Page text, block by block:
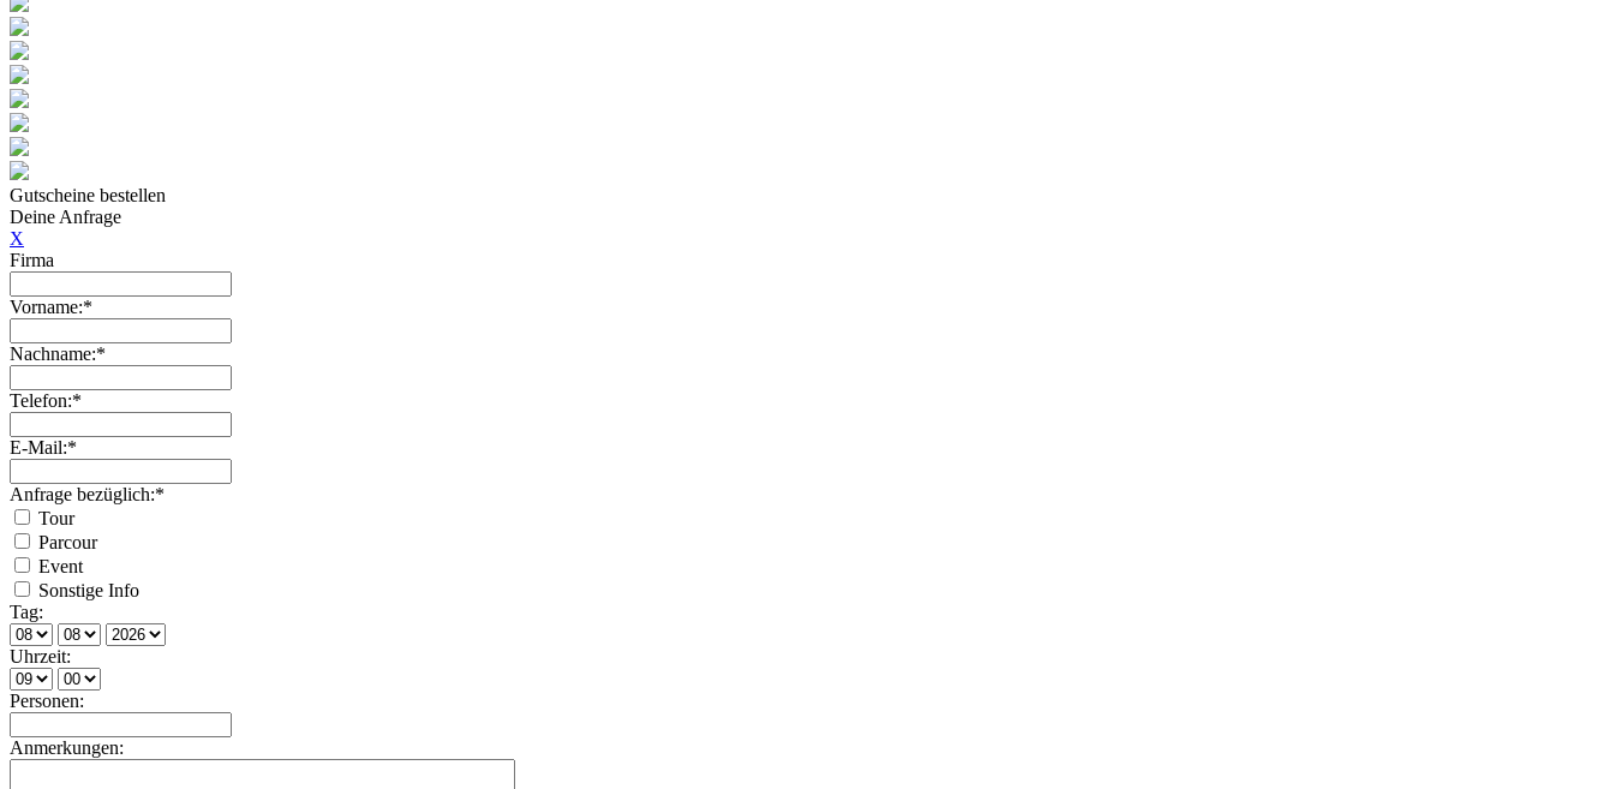
Gutscheine bestellen
Deine Anfrage
X
Firma
Vorname:*
Nachname:*
Telefon:*
E-Mail:*
Anfrage bezüglich:*
Tour
Parcour
Event
Sonstige Info
Tag:
Uhrzeit:
Personen:
Anmerkungen: